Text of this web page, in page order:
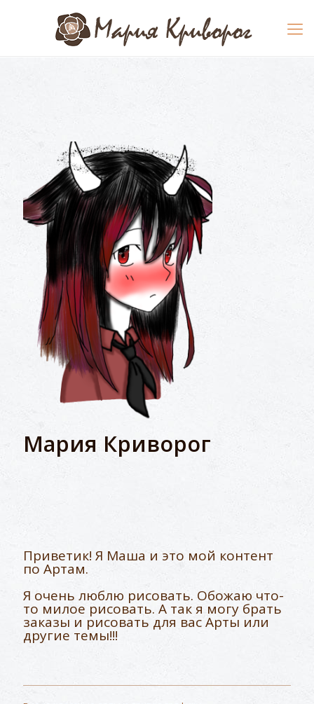
Мария Криворог
Приветик! Я Маша и это мой контент
по Артам.
Я очень люблю рисовать. Обожаю что-
то милое рисовать. А так я могу брать
заказы и рисовать для вас Арты или
другие темы!!!